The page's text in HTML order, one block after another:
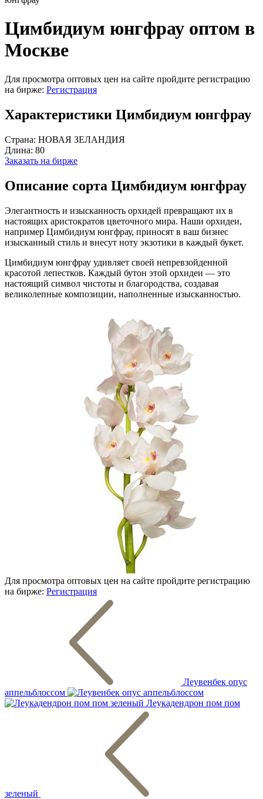
Цимбидиум юнгфрау оптом в
Москве
Для просмотра оптовых цен на сайте пройдите регистрацию
на бирже: Регистрация
Характеристики Цимбидиум юнгфрау
Страна: НОВАЯ ЗЕЛАНДИЯ
Длина: 80
Заказать на бирже
Описание сорта Цимбидиум юнгфрау
Элегантность и изысканность орхидей превращают их в
настоящих аристократов цветочного мира. Наши орхидеи,
например Цимбидиум юнгфрау, приносят в ваш бизнес
изысканный стиль и внесут ноту экзотики в каждый букет.
Цимбидиум юнгфрау удивляет своей непревзойденной
красотой лепестков. Каждый бутон этой орхидеи — это
настоящий символ чистоты и благородства, создавая
великолепные композиции, наполненные изысканностью.
Для просмотра оптовых цен на сайте пройдите регистрацию
на бирже: Регистрация
Леувенбек опус
аппельблоссом
Леукадендрон пом пом
зеленый